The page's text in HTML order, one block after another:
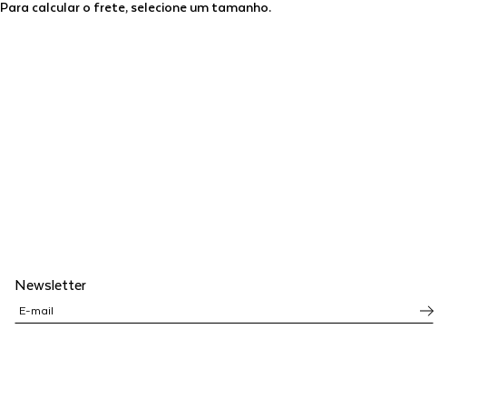
Para calcular o frete, selecione um tamanho.
Newsletter